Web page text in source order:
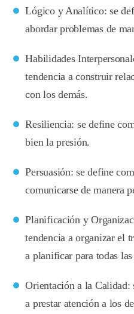
Lógico y Analítico: se
abordar problemas de
Habilidades
tendencia a construir
con los demás.
Resiliencia: se define
bien la presión.
Persuasión: se define
comunicarse de manera
Planificación y
tendencia a organizar el
a planificar para todas
Orientación a la Calidad:
a prestar atención a los